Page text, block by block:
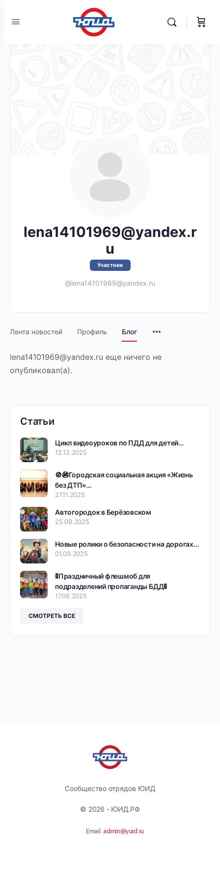
lena14101969@yandex.r
u
Участник
@lena14101969@yandex.ru
Лента новостей Профиль Блог
lena14101969@yandex.ru еще ничего не
опубликовал(а).
Статьи
Цикл видеоуроков по ПДД для детей…
12.12.2025
🚫🚳Городская социальная акция «Жизнь
без ДТП»…
27.11.2025
Автогородок в Берёзовском
25.09.2025
Новые ролики о безопасности на дорогах…
01.09.2025
🚦Праздничный флешмоб для
подразделений пропаганды БДД🚦
17.06.2025
СМОТРЕТЬ ВСЕ
Сообщество отрядов ЮИД
© 2026 - ЮИД.РФ
Email: admin@yuid.ru